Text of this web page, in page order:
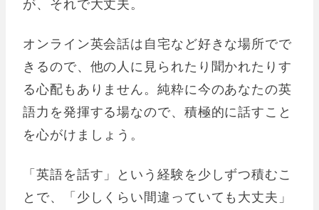
が、それで大丈夫。
オンライン英会話は自宅など好きな場所でで
きるので、他の人に見られたり聞かれたりす
る心配もありません。純粋に今のあなたの英
語力を発揮する場なので、積極的に話すこと
を心がけましょう。
「英語を話す」という経験を少しずつ積むこ
とで、「少しくらい間違っていても大丈夫」